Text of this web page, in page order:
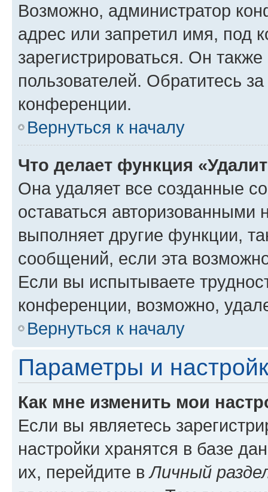
Возможно, администратор
адрес или запретил имя, под
зарегистрироваться. Он
пользователей. Обратитесь
конференции.
Вернуться к началу
Что делает функция
Она удаляет все созданные
оставаться авторизованными
выполняет другие функции,
сообщений, если эта
Если вы испытываете
конференции, возможно,
Вернуться к началу
Параметры и
Как мне изменить мои
Если вы являетесь
настройки хранятся в базе
их, перейдите вЛичный